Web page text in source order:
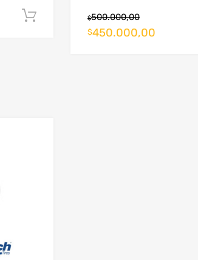
Añadir al carrito
$500.000,00
$450.000,00